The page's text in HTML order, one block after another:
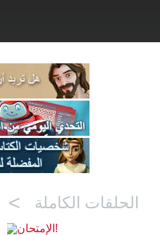
الحلقات الكاملة >